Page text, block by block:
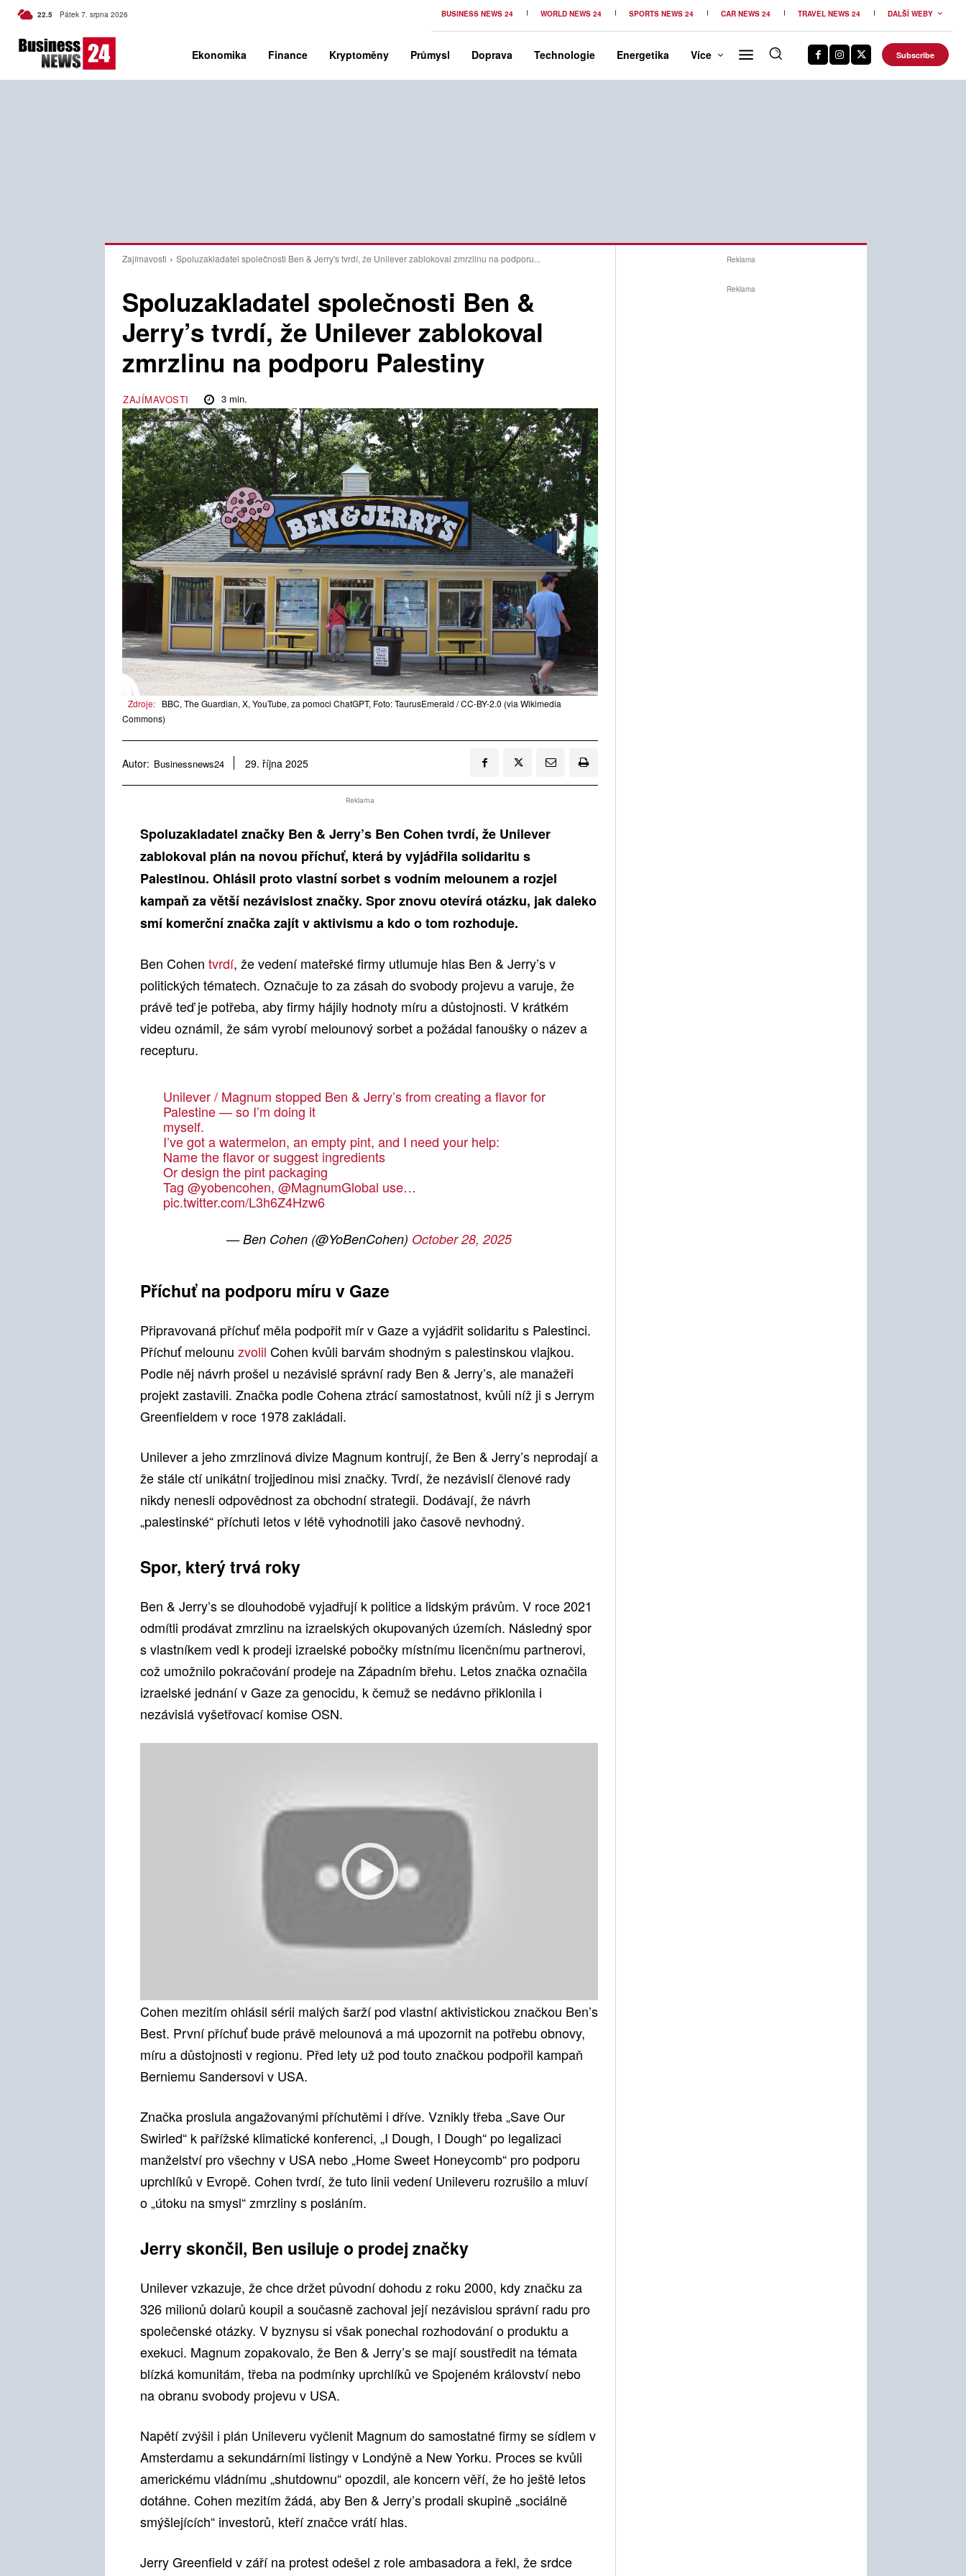
22.5 C Czech
Pátek 7. srpna 2026 BUSINESS NEWS 24 WORLD NEWS 24 SPORTS NEWS 24 CAR NEWS 24 TRAVEL NEWS 24 DALŠÍ WEBY
Ekonomika Finance Kryptoměny Průmysl Doprava Technologie Energetika Více Subscribe
Zajímavosti Spoluzakladatel společnosti Ben & Jerry's tvrdí, že Unilever zablokoval zmrzlinu na podporu...
Spoluzakladatel společnosti Ben &
Jerry’s tvrdí, že Unilever zablokoval
zmrzlinu na podporu Palestiny
ZAJÍMAVOSTI 3min.
Zdroje: BBC, The Guardian, X, YouTube, za pomoci ChatGPT, Foto: TaurusEmerald / CC-BY-2.0 (via Wikimedia
Commons)
Autor: Businessnews24 29. října 2025
Reklama
Spoluzakladatel značky Ben & Jerry’s Ben Cohen tvrdí, že Unilever
zablokoval plán na novou příchuť, která by vyjádřila solidaritu s
Palestinou. Ohlásil proto vlastní sorbet s vodním melounem a rozjel
kampaň za větší nezávislost značky. Spor znovu otevírá otázku, jak daleko
smí komerční značka zajít v aktivismu a kdo o tom rozhoduje.
Ben Cohen tvrdí, že vedení mateřské firmy utlumuje hlas Ben & Jerry’s v
politických tématech. Označuje to za zásah do svobody projevu a varuje, že
právě teď je potřeba, aby firmy hájily hodnoty míru a důstojnosti. V krátkém
videu oznámil, že sám vyrobí melounový sorbet a požádal fanoušky o název a
recepturu.
Unilever / Magnum stopped Ben & Jerry’s from creating a flavor for
Palestine — so I’m doing it
myself.
I’ve got a watermelon, an empty pint, and I need your help:
Name the flavor or suggest ingredients
Or design the pint packaging
Tag @yobencohen, @MagnumGlobal use…
pic.twitter.com/L3h6Z4Hzw6
— Ben Cohen (@YoBenCohen) October 28, 2025
Příchuť na podporu míru v Gaze
Připravovaná příchuť měla podpořit mír v Gaze a vyjádřit solidaritu s Palestinci.
Příchuť melounu zvolil Cohen kvůli barvám shodným s palestinskou vlajkou.
Podle něj návrh prošel u nezávislé správní rady Ben & Jerry’s, ale manažeři
projekt zastavili. Značka podle Cohena ztrácí samostatnost, kvůli níž ji s Jerrym
Greenfieldem v roce 1978 zakládali.
Unilever a jeho zmrzlinová divize Magnum kontrují, že Ben & Jerry’s neprodají a
že stále ctí unikátní trojjedinou misi značky. Tvrdí, že nezávislí členové rady
nikdy nenesli odpovědnost za obchodní strategii. Dodávají, že návrh
„palestinské“ příchuti letos v létě vyhodnotili jako časově nevhodný.
Spor, který trvá roky
Ben & Jerry’s se dlouhodobě vyjadřují k politice a lidským právům. V roce 2021
odmítli prodávat zmrzlinu na izraelských okupovaných územích. Následný spor
s vlastníkem vedl k prodeji izraelské pobočky místnímu licenčnímu partnerovi,
což umožnilo pokračování prodeje na Západním břehu. Letos značka označila
izraelské jednání v Gaze za genocidu, k čemuž se nedávno přiklonila i
nezávislá vyšetřovací komise OSN.
Cohen mezitím ohlásil sérii malých šarží pod vlastní aktivistickou značkou Ben’s
Best. První příchuť bude právě melounová a má upozornit na potřebu obnovy,
míru a důstojnosti v regionu. Před lety už pod touto značkou podpořil kampaň
Berniemu Sandersovi v USA.
Značka proslula angažovanými příchutěmi i dříve. Vznikly třeba „Save Our
Swirled“ k pařížské klimatické konferenci, „I Dough, I Dough“ po legalizaci
manželství pro všechny v USA nebo „Home Sweet Honeycomb“ pro podporu
uprchlíků v Evropě. Cohen tvrdí, že tuto linii vedení Unileveru rozrušilo a mluví
o „útoku na smysl“ zmrzliny s posláním.
Jerry skončil, Ben usiluje o prodej značky
Unilever vzkazuje, že chce držet původní dohodu z roku 2000, kdy značku za
326 milionů dolarů koupil a současně zachoval její nezávislou správní radu pro
společenské otázky. V byznysu si však ponechal rozhodování o produktu a
exekuci. Magnum zopakovalo, že Ben & Jerry’s se mají soustředit na témata
blízká komunitám, třeba na podmínky uprchlíků ve Spojeném království nebo
na obranu svobody projevu v USA.
Napětí zvýšil i plán Unileveru vyčlenit Magnum do samostatné firmy se sídlem v
Amsterdamu a sekundárními listingy v Londýně a New Yorku. Proces se kvůli
americkému vládnímu „shutdownu“ opozdil, ale koncern věří, že ho ještě letos
dotáhne. Cohen mezitím žádá, aby Ben & Jerry’s prodali skupině „sociálně
smýšlejících“ investorů, kteří značce vrátí hlas.
Jerry Greenfield v září na protest odešel z role ambasadora a řekl, že srdce
Reklama
Reklama